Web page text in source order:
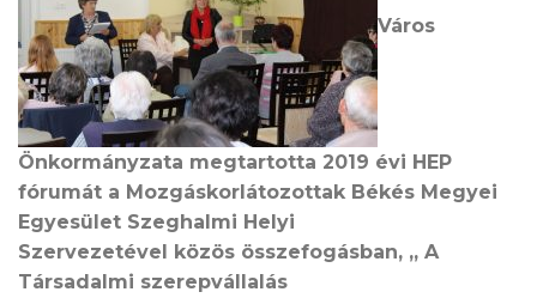
Város
Önkormányzata megtartotta 2019 évi HEP
fórumát a Mozgáskorlátozottak Békés Megyei
Egyesület Szeghalmi Helyi
Szervezetével közös összefogásban, „ A
Társadalmi szerepvállalás